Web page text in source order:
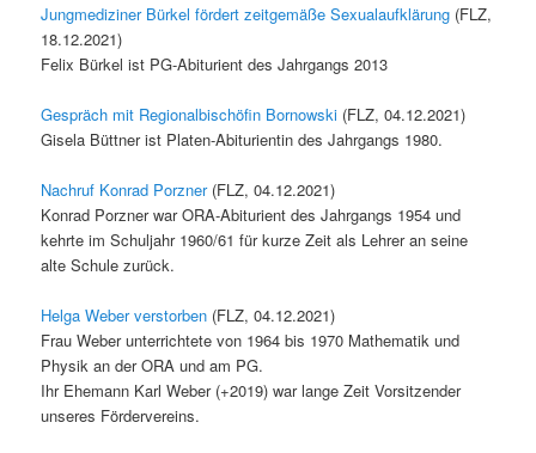
Jungmediziner Bürkel fördert zeitgemäße Sexualaufklärung (FLZ,
18.12.2021)
Felix Bürkel ist PG-Abiturient des Jahrgangs 2013
Gespräch mit Regionalbischöfin Bornowski (FLZ, 04.12.2021)
Gisela Büttner ist Platen-Abiturientin des Jahrgangs 1980.
Nachruf Konrad Porzner(FLZ, 04.12.2021)
Konrad Porzner war ORA-Abiturient des Jahrgangs 1954 und
kehrte im Schuljahr 1960/61 für kurze Zeit als Lehrer an seine
alte Schule zurück.
Helga Weber verstorben (FLZ, 04.12.2021)
Frau Weber unterrichtete von 1964 bis 1970 Mathematik und
Physik an der ORA und am PG.
Ihr Ehemann Karl Weber (+2019) war lange Zeit Vorsitzender
unseres Fördervereins.